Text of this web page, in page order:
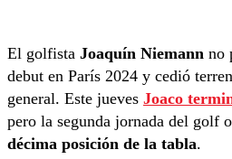
El golfista Joaquín Niemann no
debut en París 2024 y cedió
general. Este jueves Joaco
pero la segunda jornada del golf
décima posición de la tabla.